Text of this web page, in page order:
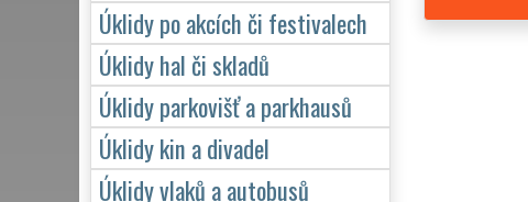
Úklidy po akcích či festivalech
Úklidy hal či skladů
Úklidy parkovišť a parkhausů
Úklidy kin a divadel
Úklidy vlaků a autobusů